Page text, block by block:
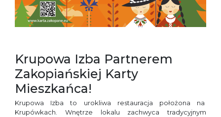
Krupowa Izba Partnerem
Zakopiańskiej Karty
Mieszkańca!
Krupowa Izba to urokliwa restauracja położona na
Krupówkach. Wnętrze lokalu zachwyca tradycyjnym